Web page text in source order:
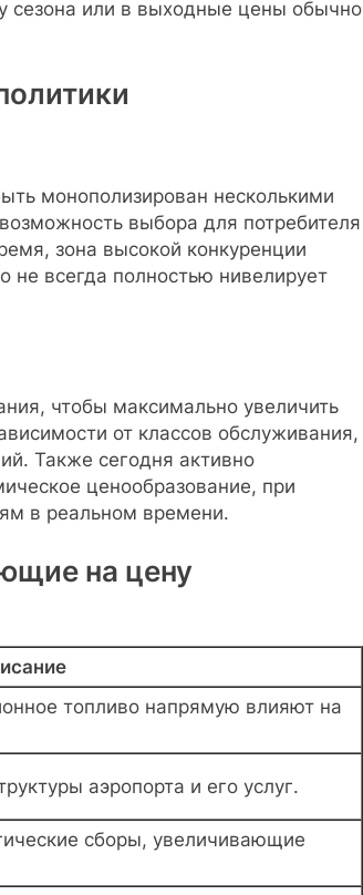
сезона или в выходные цены обычно
монополизирован несколькими
выбора для потребителя
зона высокой конкуренции
не всегда полностью нивелирует
чтобы максимально увеличить
от классов обслуживания,
Также сегодня активно
ценообразование, при
в реальном времени.
на цену
топливо напрямую влияют на
аэропорта и его услуг.
сборы, увеличивающие